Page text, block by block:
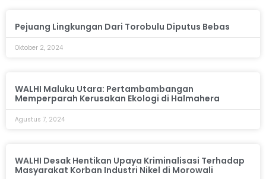
Pejuang Lingkungan Dari Torobulu Diputus Bebas
Oktober 2, 2024
WALHI Maluku Utara: Pertambambangan
Memperparah Kerusakan Ekologi di Halmahera
Agustus 7, 2024
WALHI Desak Hentikan Upaya Kriminalisasi Terhadap
Masyarakat Korban Industri Nikel di Morowali